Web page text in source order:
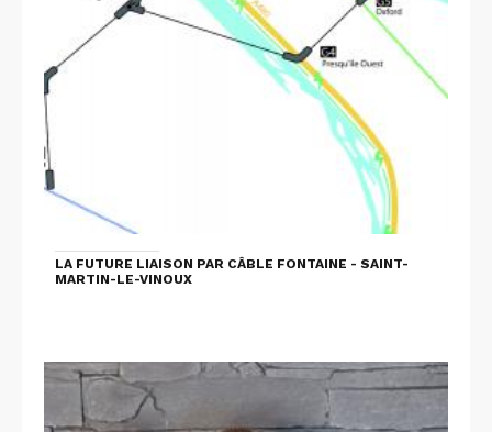
LA FUTURE LIAISON PAR CÂBLE FONTAINE - SAINT-
MARTIN-LE-VINOUX